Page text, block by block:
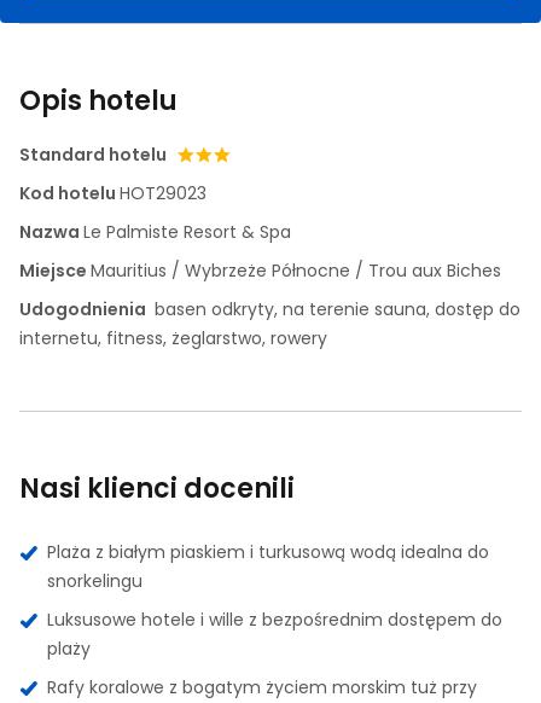
Opis hotelu
Standard hotelu
Kod hotelu HOT29023
Nazwa Le Palmiste Resort & Spa
Miejsce Mauritius / Wybrzeże Północne / Trou aux Biches
Udogodnienia basen odkryty, na terenie sauna, dostęp do
internetu, fitness, żeglarstwo, rowery
Nasi klienci docenili
Plaża z białym piaskiem i turkusową wodą idealna do
snorkelingu
Luksusowe hotele i wille z bezpośrednim dostępem do
plaży
Rafy koralowe z bogatym życiem morskim tuż przy